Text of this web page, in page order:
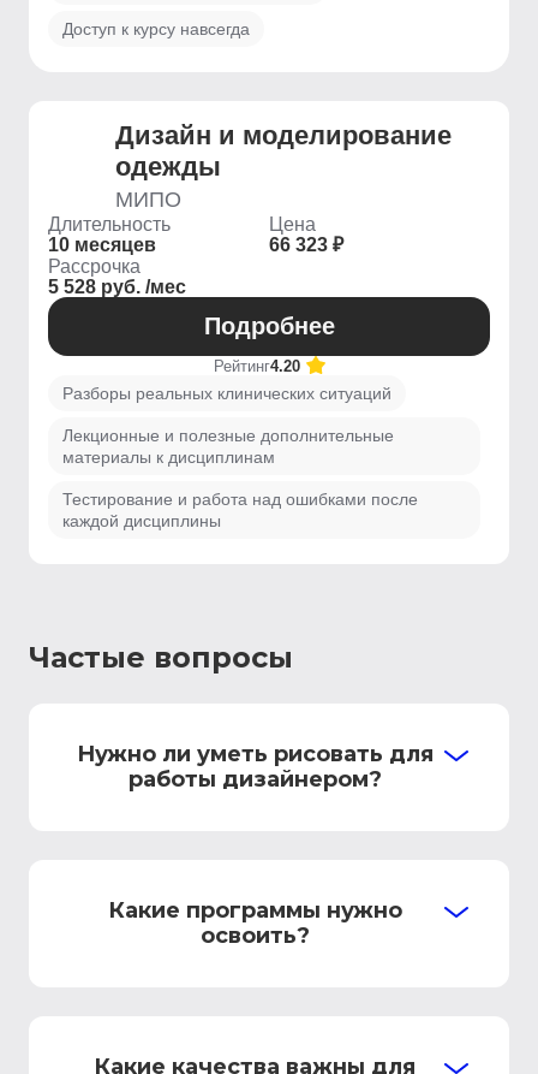
Доступ к курсу навсегда
Дизайн и моделирование
одежды
МИПО
Длительность
10 месяцев
Цена
66 323 ₽
Рассрочка
5 528 руб. /мес
Подробнее
Рейтинг4.20
Разборы реальных клинических ситуаций
Лекционные и полезные дополнительные
материалы к дисциплинам
Тестирование и работа над ошибками после
каждой дисциплины
Частые вопросы
Нужно ли уметь рисовать для
работы дизайнером?
Какие программы нужно
освоить?
Какие качества важны для